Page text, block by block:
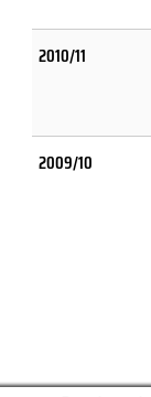
2010/11
2009/10